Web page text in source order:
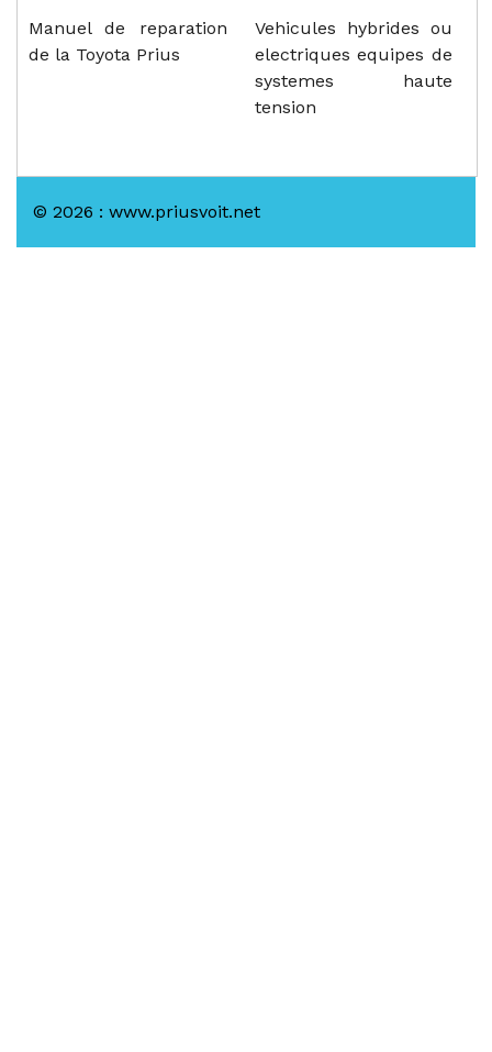
Manuel de reparation
de la Toyota Prius
Vehicules hybrides ou
electriques equipes de
systemes haute
tension
© 2026 : www.priusvoit.net